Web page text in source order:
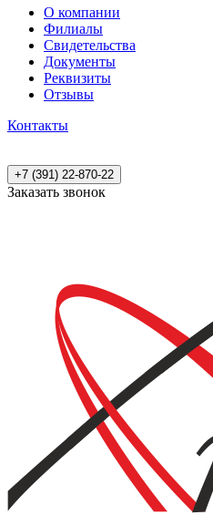
О компании
Филиалы
Свидетельства
Документы
Реквизиты
Отзывы
Контакты
+7 (391) 22-870-22
Заказать звонок